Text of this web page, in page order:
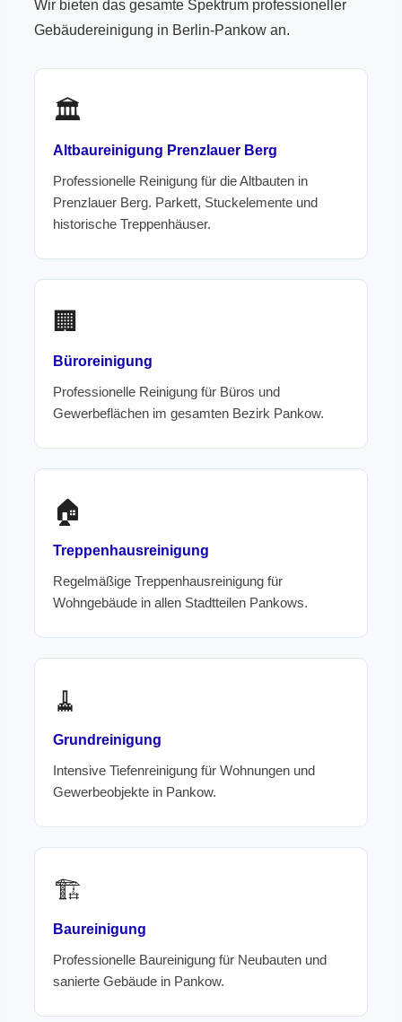
Wir bieten das gesamte Spektrum professioneller
Gebäudereinigung in Berlin-Pankow an.
🏛️
Altbaureinigung Prenzlauer Berg
Professionelle Reinigung für die Altbauten in
Prenzlauer Berg. Parkett, Stuckelemente und
historische Treppenhäuser.
🏢
Büroreinigung
Professionelle Reinigung für Büros und
Gewerbeflächen im gesamten Bezirk Pankow.
🏠
Treppenhausreinigung
Regelmäßige Treppenhausreinigung für
Wohngebäude in allen Stadtteilen Pankows.
🧹
Grundreinigung
Intensive Tiefenreinigung für Wohnungen und
Gewerbeobjekte in Pankow.
🏗️
Baureinigung
Professionelle Baureinigung für Neubauten und
sanierte Gebäude in Pankow.